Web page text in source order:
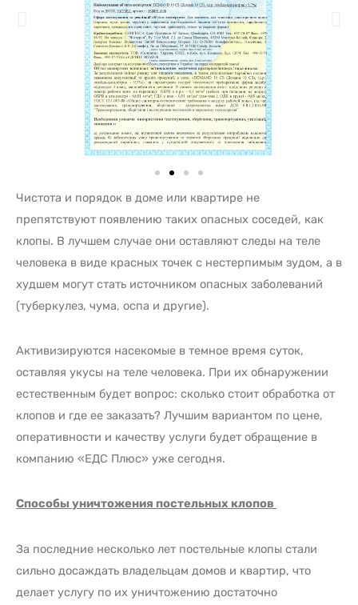
Чистота и порядок в доме или квартире не
препятствуют появлению таких опасных соседей, как
клопы. В лучшем случае они оставляют следы на теле
человека в виде красных точек с нестерпимым зудом, а в
худшем могут стать источником опасных заболеваний
(туберкулез, чума, оспа и другие).
Активизируются насекомые в темное время суток,
оставляя укусы на теле человека. При их обнаружении
естественным будет вопрос: сколько стоит обработка от
клопов и где ее заказать? Лучшим вариантом по цене,
оперативности и качеству услуги будет обращение в
компанию «ЕДС Плюс» уже сегодня.
Способы уничтожения постельных клопов
За последние несколько лет постельные клопы стали
сильно досаждать владельцам домов и квартир, что
делает услугу по их уничтожению достаточно